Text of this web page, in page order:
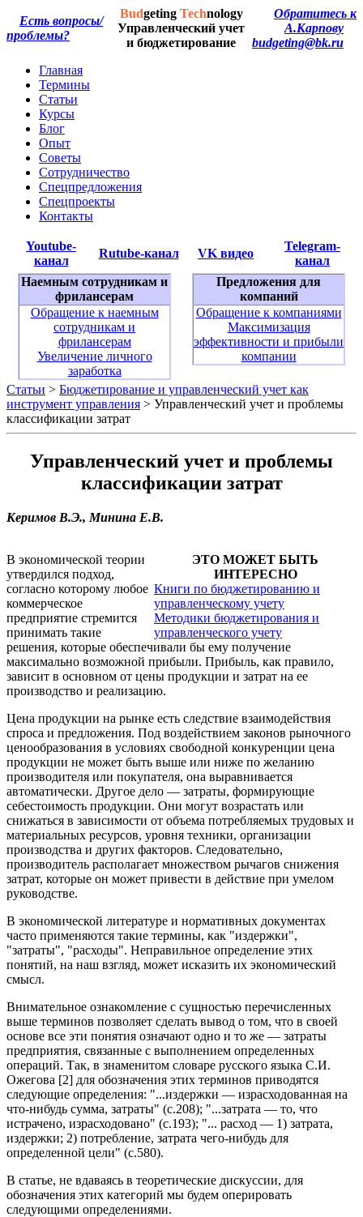
Есть вопросы/
проблемы?
Budgeting Technology
Управленческий учет
и бюджетирование
Обратитесь к
А.Карпову
budgeting@bk.ru
Главная
Термины
Статьи
Курсы
Блог
Опыт
Советы
Сотрудничество
Спецпредложения
Спецпроекты
Контакты
Youtube-
канал
Rutube-канал VK видео
Telegram-
канал
Наемным сотрудникам и
фрилансерам
Обращение к наемным
сотрудникам и
фрилансерам
Увеличение личного
заработка
Предложения для
компаний
Обращение к компаниями
Максимизация
эффективности и прибыли
компании
Статьи > Бюджетирование и управленческий учет как
инструмент управления > Управленческий учет и проблемы
классификации затрат
Управленческий учет и проблемы
классификации затрат
Керимов В.Э., Минина Е.В.
ЭТО МОЖЕТ БЫТЬ
ИНТЕРЕСНО
Книги по бюджетированию и
управленческому учету
Методики бюджетирования и
управленческого учету
В экономической теории
утвердился подход,
согласно которому любое
коммерческое
предприятие стремится
принимать такие
решения, которые обеспечивали бы ему получение
максимально возможной прибыли. Прибыль, как правило,
зависит в основном от цены продукции и затрат на ее
производство и реализацию.
Цена продукции на рынке есть следствие взаимодействия
спроса и предложения. Под воздействием законов рыночного
ценообразования в условиях свободной конкуренции цена
продукции не может быть выше или ниже по желанию
производителя или покупателя, она выравнивается
автоматически. Другое дело — затраты, формирующие
себестоимость продукции. Они могут возрастать или
снижаться в зависимости от объема потребляемых трудовых и
материальных ресурсов, уровня техники, организации
производства и других факторов. Следовательно,
производитель располагает множеством рычагов снижения
затрат, которые он может привести в действие при умелом
руководстве.
В экономической литературе и нормативных документах
часто применяются такие термины, как "издержки",
"затраты", "расходы". Неправильное определение этих
понятий, на наш взгляд, может исказить их экономический
смысл.
Внимательное ознакомление с сущностью перечисленных
выше терминов позволяет сделать вывод о том, что в своей
основе все эти понятия означают одно и то же — затраты
предприятия, связанные с выполнением определенных
операций. Так, в знаменитом словаре русского языка С.И.
Ожегова [2] для обозначения этих терминов приводятся
следующие определения: "...издержки — израсходованная на
что-нибудь сумма, затраты" (с.208); "...затрата — то, что
истрачено, израсходовано" (с.193); "... расход — 1) затрата,
издержки; 2) потребление, затрата чего-нибудь для
определенной цели" (с.580).
В статье, не вдаваясь в теоретические дискуссии, для
обозначения этих категорий мы будем оперировать
следующими определениями.